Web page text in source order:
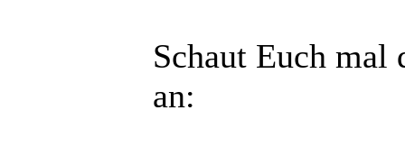
Schaut Euch
an: